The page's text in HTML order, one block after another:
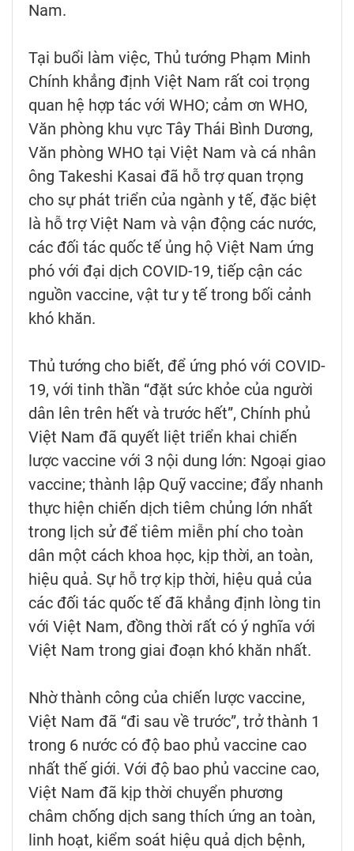
Nam.
Tại buổi làm việc, Thủ tướng Phạm Minh
Chính khẳng định Việt Nam rất coi trọng
quan hệ hợp tác với WHO; cảm ơn WHO,
Văn phòng khu vực Tây Thái Bình Dương,
Văn phòng WHO tại Việt Nam và cá nhân
ông Takeshi Kasai đã hỗ trợ quan trọng
cho sự phát triển của ngành y tế, đặc biệt
là hỗ trợ Việt Nam và vận động các nước,
các đối tác quốc tế ủng hộ Việt Nam ứng
phó với đại dịch COVID-19, tiếp cận các
nguồn vaccine, vật tư y tế trong bối cảnh
khó khăn.
Thủ tướng cho biết, để ứng phó với COVID-
19, với tinh thần “đặt sức khỏe của người
dân lên trên hết và trước hết”, Chính phủ
Việt Nam đã quyết liệt triển khai chiến
lược vaccine với 3 nội dung lớn: Ngoại giao
vaccine; thành lập Quỹ vaccine; đẩy nhanh
thực hiện chiến dịch tiêm chủng lớn nhất
trong lịch sử để tiêm miễn phí cho toàn
dân một cách khoa học, kịp thời, an toàn,
hiệu quả. Sự hỗ trợ kịp thời, hiệu quả của
các đối tác quốc tế đã khẳng định lòng tin
với Việt Nam, đồng thời rất có ý nghĩa với
Việt Nam trong giai đoạn khó khăn nhất.
Nhờ thành công của chiến lược vaccine,
Việt Nam đã “đi sau về trước”, trở thành 1
trong 6 nước có độ bao phủ vaccine cao
nhất thế giới. Với độ bao phủ vaccine cao,
Việt Nam đã kịp thời chuyển phương
châm chống dịch sang thích ứng an toàn,
linh hoạt, kiểm soát hiệu quả dịch bệnh,